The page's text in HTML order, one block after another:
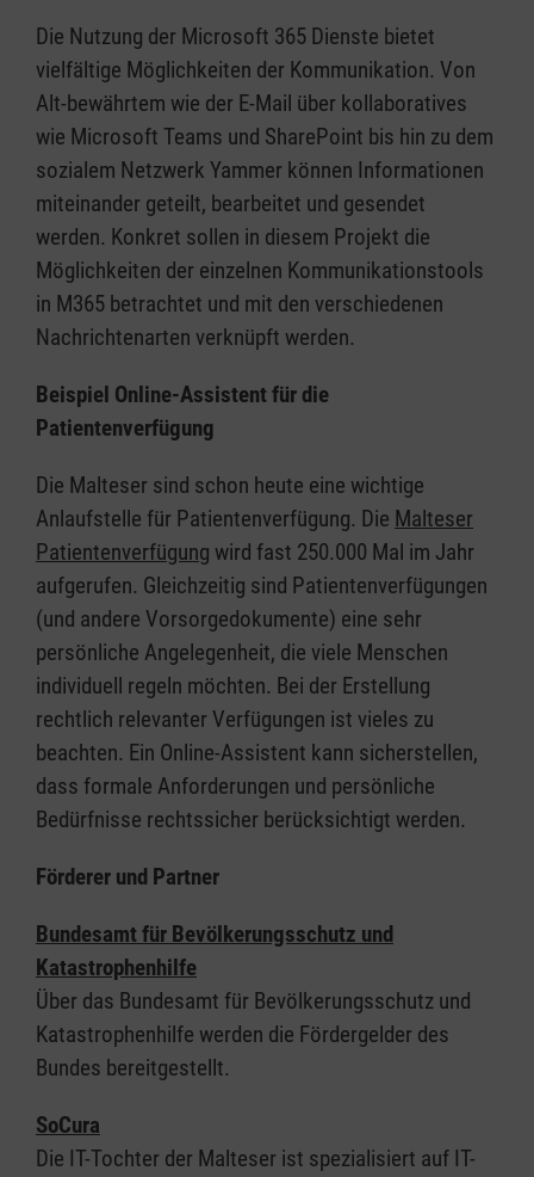
Die Nutzung der Microsoft 365 Dienste bietet
vielfältige Möglichkeiten der Kommunikation. Von
Alt-bewährtem wie der E-Mail über kollaboratives
wie Microsoft Teams und SharePoint bis hin zu dem
sozialem Netzwerk Yammer können Informationen
miteinander geteilt, bearbeitet und gesendet
werden. Konkret sollen in diesem Projekt die
Möglichkeiten der einzelnen Kommunikationstools
in M365 betrachtet und mit den verschiedenen
Nachrichtenarten verknüpft werden.
Beispiel Online-Assistent für die
Patientenverfügung
Die Malteser sind schon heute eine wichtige
Anlaufstelle für Patientenverfügung. Die Malteser
Patientenverfügung wird fast 250.000 Mal im Jahr
aufgerufen. Gleichzeitig sind Patientenverfügungen
(und andere Vorsorgedokumente) eine sehr
persönliche Angelegenheit, die viele Menschen
individuell regeln möchten. Bei der Erstellung
rechtlich relevanter Verfügungen ist vieles zu
beachten. Ein Online-Assistent kann sicherstellen,
dass formale Anforderungen und persönliche
Bedürfnisse rechtssicher berücksichtigt werden.
Förderer und Partner
Bundesamt für Bevölkerungsschutz und
Katastrophenhilfe
Über das Bundesamt für Bevölkerungsschutz und
Katastrophenhilfe werden die Fördergelder des
Bundes bereitgestellt.
SoCura
Die IT-Tochter der Malteser ist spezialisiert auf IT-